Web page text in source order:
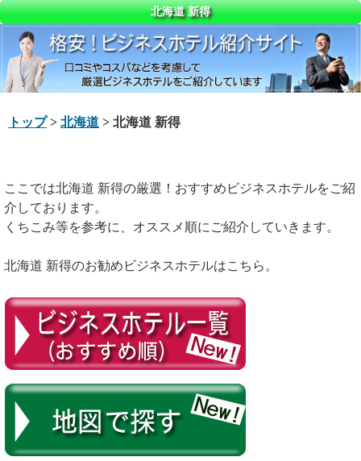
北海道 新得
トップ> 北海道 > 北海道 新得
ここでは北海道 新得の厳選！おすすめビジネスホテルをご紹
介しております。
くちこみ等を参考に、オススメ順にご紹介していきます。
北海道 新得のお勧めビジネスホテルはこちら。